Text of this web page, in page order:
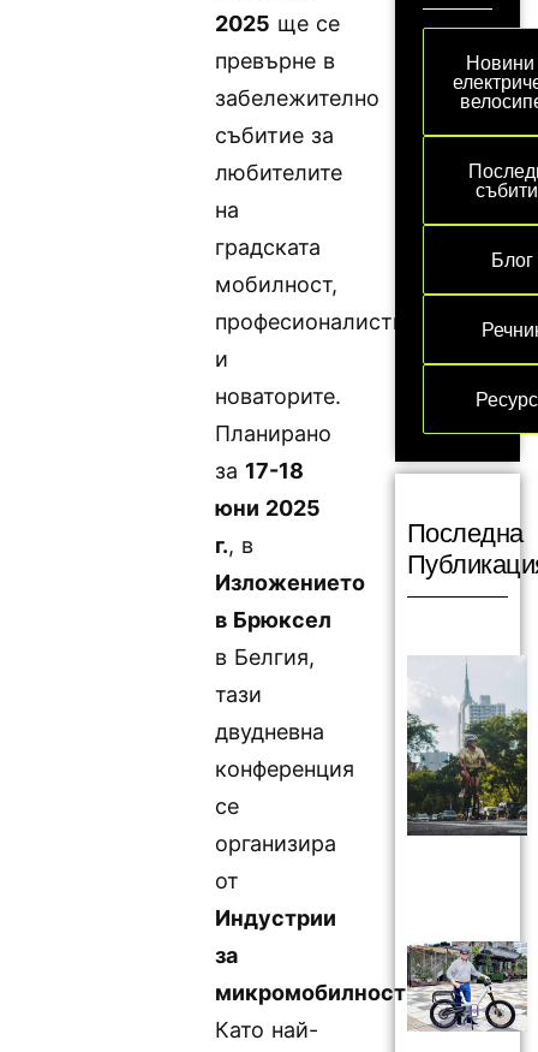
2025 ще се
превърне в
забележително
събитие за
любителите
на
градската
мобилност,
професионалистите
и
новаторите.
Планирано
за 17-18
юни 2025
г., в
Изложението
в Брюксел
в Белгия,
тази
двудневна
конференция
се
организира
от
Индустрии
за
микромобилност.
Като най-
Новини
Блог
Последна